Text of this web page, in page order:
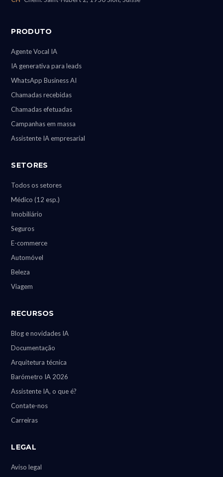
PRODUTO
Agente Vocal IA
IA generativa para leads
WhatsApp Business AI
Chamadas recebidas
Chamadas efetuadas
Campanhas em massa
Assistente IA empresarial
SETORES
Todos os setores
Médico (12 esp.)
Imobiliário
Seguros
E-commerce
Automóvel
Beleza
Viagem
RECURSOS
Blog e novidades IA
Documentação
Arquitetura técnica
Barómetro IA 2026
Assistente IA, o que é?
Contate-nos
Carreiras
LEGAL
Aviso legal